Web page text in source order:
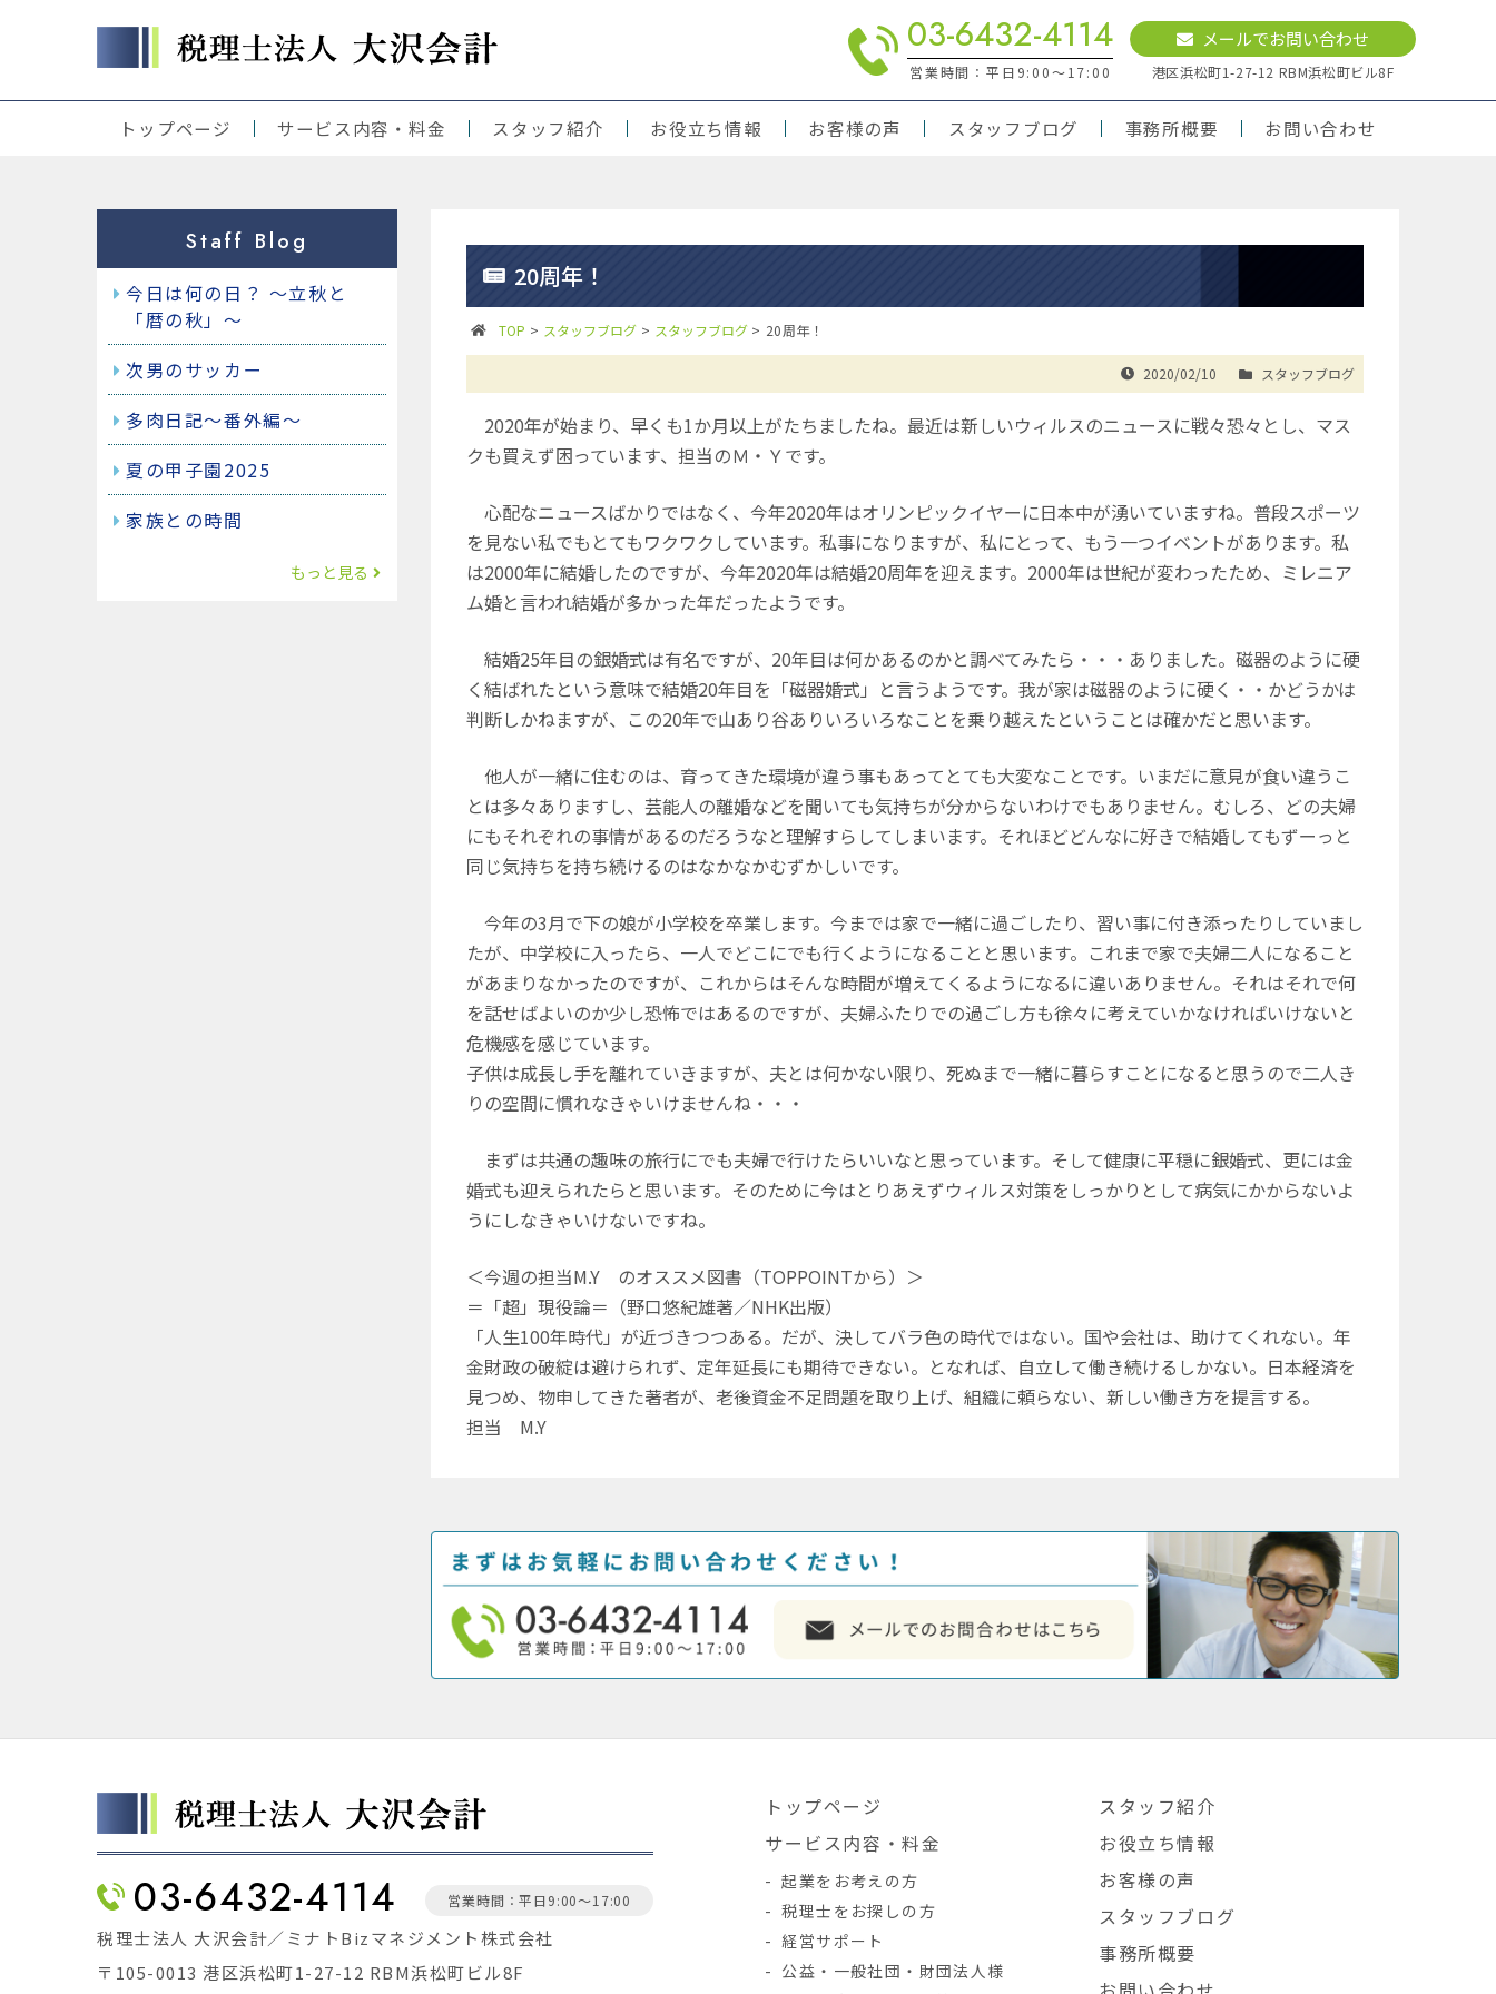
03-6432-4114
営業時間：平日9:00～17:00
メールでお問い合わせ
港区浜松町1-27-12 RBM浜松町ビル8F
トップページ サービス内容・料金 スタッフ紹介 お役立ち情報 お客様の声 スタッフブログ 事務所概要 お問い合わせ
20周年！
TOP > スタッフブログ > スタッフブログ> 20周年！
2020/02/10 スタッフブログ
2020年が始まり、早くも1か月以上がたちましたね。最近は新しいウィルスのニュースに戦々恐々とし、マス
クも買えず困っています、担当のＭ・Ｙです。
心配なニュースばかりではなく、今年2020年はオリンピックイヤーに日本中が湧いていますね。普段スポーツ
を見ない私でもとてもワクワクしています。私事になりますが、私にとって、もう一つイベントがあります。私
は2000年に結婚したのですが、今年2020年は結婚20周年を迎えます。2000年は世紀が変わったため、ミレニア
ム婚と言われ結婚が多かった年だったようです。
結婚25年目の銀婚式は有名ですが、20年目は何かあるのかと調べてみたら・・・ありました。磁器のように硬
く結ばれたという意味で結婚20年目を「磁器婚式」と言うようです。我が家は磁器のように硬く・・かどうかは
判断しかねますが、この20年で山あり谷ありいろいろなことを乗り越えたということは確かだと思います。
他人が一緒に住むのは、育ってきた環境が違う事もあってとても大変なことです。いまだに意見が食い違うこ
とは多々ありますし、芸能人の離婚などを聞いても気持ちが分からないわけでもありません。むしろ、どの夫婦
にもそれぞれの事情があるのだろうなと理解すらしてしまいます。それほどどんなに好きで結婚してもずーっと
同じ気持ちを持ち続けるのはなかなかむずかしいです。
今年の3月で下の娘が小学校を卒業します。今までは家で一緒に過ごしたり、習い事に付き添ったりしていまし
たが、中学校に入ったら、一人でどこにでも行くようになることと思います。これまで家で夫婦二人になること
があまりなかったのですが、これからはそんな時間が増えてくるようになるに違いありません。それはそれで何
を話せばよいのか少し恐怖ではあるのですが、夫婦ふたりでの過ごし方も徐々に考えていかなければいけないと
危機感を感じています。
子供は成長し手を離れていきますが、夫とは何かない限り、死ぬまで一緒に暮らすことになると思うので二人き
りの空間に慣れなきゃいけませんね・・・
まずは共通の趣味の旅行にでも夫婦で行けたらいいなと思っています。そして健康に平穏に銀婚式、更には金
婚式も迎えられたらと思います。そのために今はとりあえずウィルス対策をしっかりとして病気にかからないよ
うにしなきゃいけないですね。
＜今週の担当M.Y のオススメ図書（TOPPOINTから）＞
＝「超」現役論＝（野口悠紀雄著／NHK出版）
「人生100年時代」が近づきつつある。だが、決してバラ色の時代ではない。国や会社は、助けてくれない。年
金財政の破綻は避けられず、定年延長にも期待できない。となれば、自立して働き続けるしかない。日本経済を
見つめ、物申してきた著者が、老後資金不足問題を取り上げ、組織に頼らない、新しい働き方を提言する。
担当 M.Y
Staff Blog
今日は何の日？ ～立秋と
「暦の秋」～
次男のサッカー
多肉日記～番外編～
夏の甲子園2025
家族との時間
もっと見る
03-6432-4114 営業時間：平日9:00～17:00
税理士法人 大沢会計／ミナトBizマネジメント株式会社
〒105-0013 港区浜松町1-27-12 RBM浜松町ビル8F
トップページ
サービス内容・料金
起業をお考えの方
税理士をお探しの方
経営サポート
公益・一般社団・財団法人様
スタッフ紹介
お役立ち情報
お客様の声
スタッフブログ
事務所概要